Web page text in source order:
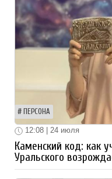
ПЕРСОНА
12:08 | 24 июля
Каменский код: как
Уральского